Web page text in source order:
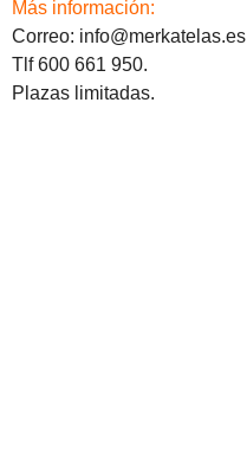
Más información:
Correo: info@merkatelas.es
Tlf 600 661 950.
Plazas limitadas.